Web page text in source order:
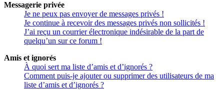
Messagerie privée
Je ne peux pas envoyer de messages privés !
Je continue à recevoir des messages privés non sollicités !
J’ai reçu un courrier électronique indésirable de la part de
quelqu’un sur ce forum !
Amis et ignorés
À quoi sert ma liste d’amis et d’ignorés ?
Comment puis-je ajouter ou supprimer des utilisateurs de ma
liste d’amis et d’ignorés ?